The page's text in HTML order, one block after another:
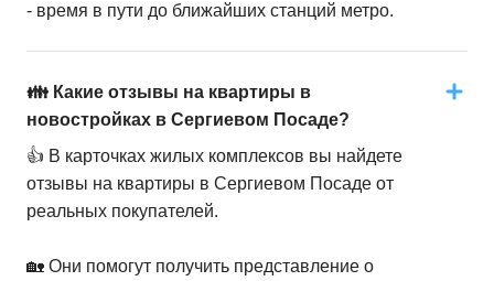
- время в пути до ближайших станций метро.
👪 Какие отзывы на квартиры в
новостройках в Сергиевом Посаде?
👍 В карточках жилых комплексов вы найдете
отзывы на квартиры в Сергиевом Посаде от
реальных покупателей.
🏡 Они помогут получить представление о